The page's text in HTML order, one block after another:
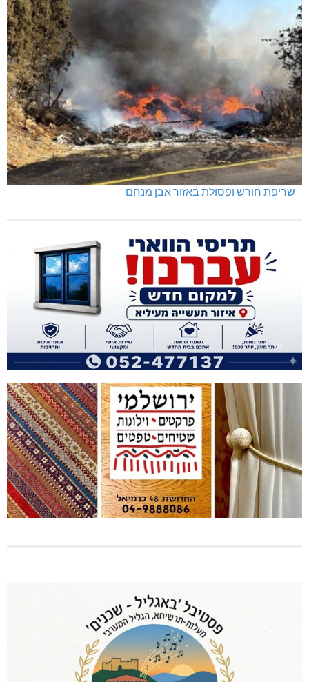
שריפת חורש ופסולת באזור אבן מנחם